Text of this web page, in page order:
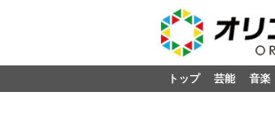
トップ 芸能 音楽